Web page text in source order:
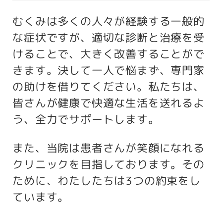
むくみは多くの人々が経験する一般的
な症状ですが、適切な診断と治療を受
けることで、大きく改善することがで
きます。決して一人で悩まず、専門家
の助けを借りてください。私たちは、
皆さんが健康で快適な生活を送れるよ
う、全力でサポートします。
また、当院は患者さんが笑顔になれる
クリニックを目指しております。その
ために、わたしたちは3つの約束をし
ています。